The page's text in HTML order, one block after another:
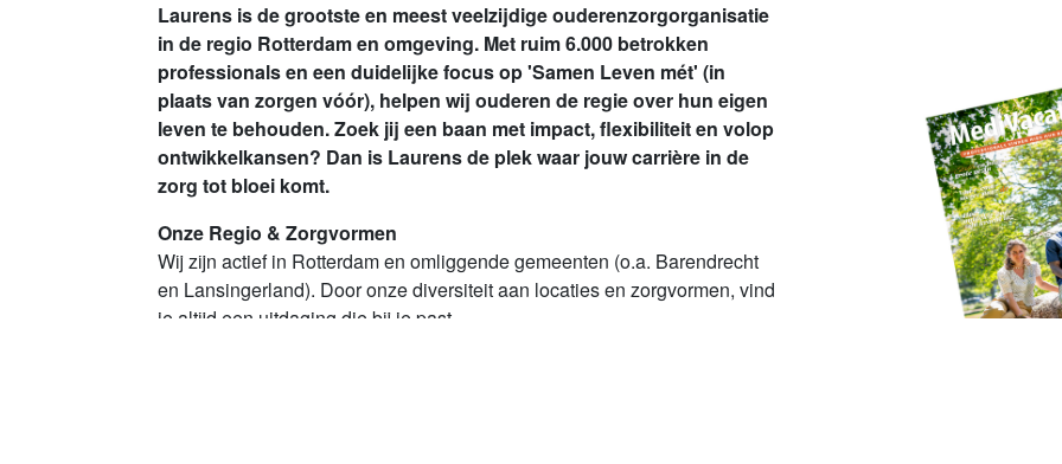
Laurens is de grootste en meest veelzijdige ouderenzorgorganisatie
in de regio Rotterdam en omgeving. Met ruim 6.000 betrokken
professionals en een duidelijke focus op 'Samen Leven mét' (in
plaats van zorgen vóór), helpen wij ouderen de regie over hun eigen
leven te behouden. Zoek jij een baan met impact, flexibiliteit en volop
ontwikkelkansen? Dan is Laurens de plek waar jouw carrière in de
zorg tot bloei komt.
Onze Regio & Zorgvormen
Wij zijn actief in Rotterdam en omliggende gemeenten (o.a. Barendrecht
en Lansingerland). Door onze diversiteit aan locaties en zorgvormen, vind
je altijd een uitdaging die bij je past.